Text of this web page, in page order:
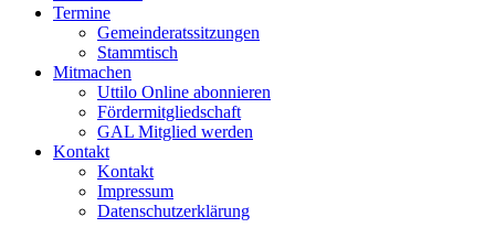
Termine
Gemeinderatssitzungen
Stammtisch
Mitmachen
Uttilo Online abonnieren
Fördermitgliedschaft
GAL Mitglied werden
Kontakt
Kontakt
Impressum
Datenschutzerklärung